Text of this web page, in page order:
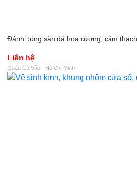
Đánh bóng sàn đá hoa cương, cẩm thạch
Liên hệ
Quận Gò Vấp - Hồ Chí Minh